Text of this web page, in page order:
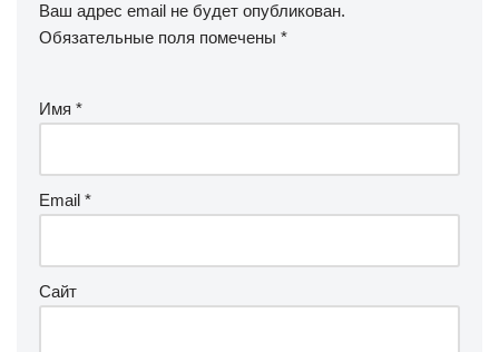
Ваш адрес email не будет опубликован.
Обязательные поля помечены *
Имя *
Email *
Сайт